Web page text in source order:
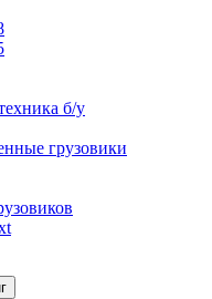
б/у
грузовики